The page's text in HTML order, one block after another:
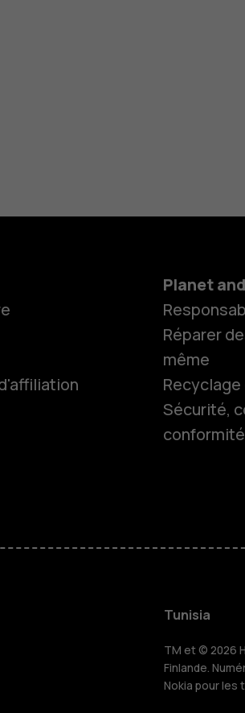
Pour
Planet
Réparer
même
Sécurité,
conformité
Tunisia
TM et © 2026
Finlande.
Nokia pour les